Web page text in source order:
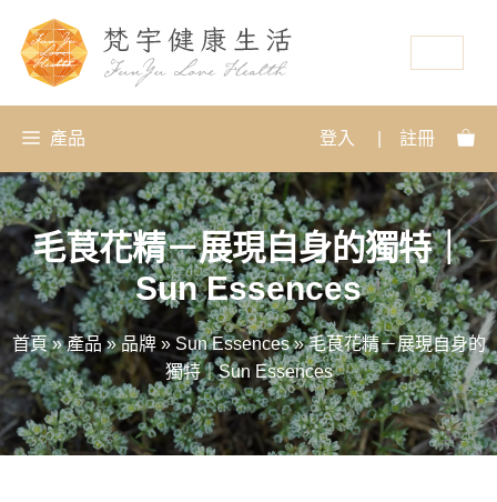
產品 登入 註冊
毛茛花精－展現自身的獨特｜
Sun Essences
首頁 » 產品 » 品牌 » Sun Essences » 毛茛花精－展現自身的
獨特｜Sun Essences